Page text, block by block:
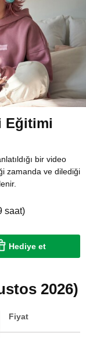
Eğitimi
bir video
zamanda ve dilediği
saat)
Hediye et
2026)
Fiyat